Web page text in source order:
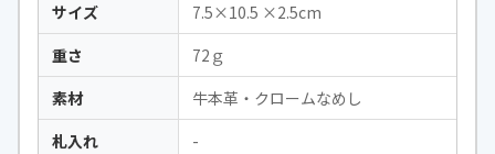
サイズ
7.5×10.5 ×2.5cm
重さ
72ｇ
素材
牛本革・クロームなめし
札入れ
-